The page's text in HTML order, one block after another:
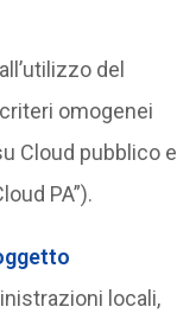
del
omogenei
Cloud pubblico e
PA”).
locali,